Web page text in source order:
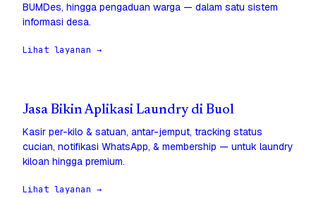
BUMDes, hingga pengaduan warga — dalam satu sistem
informasi desa.
Lihat layanan →
Jasa Bikin Aplikasi Laundry di Buol
Kasir per-kilo & satuan, antar-jemput, tracking status
cucian, notifikasi WhatsApp, & membership — untuk laundry
kiloan hingga premium.
Lihat layanan →